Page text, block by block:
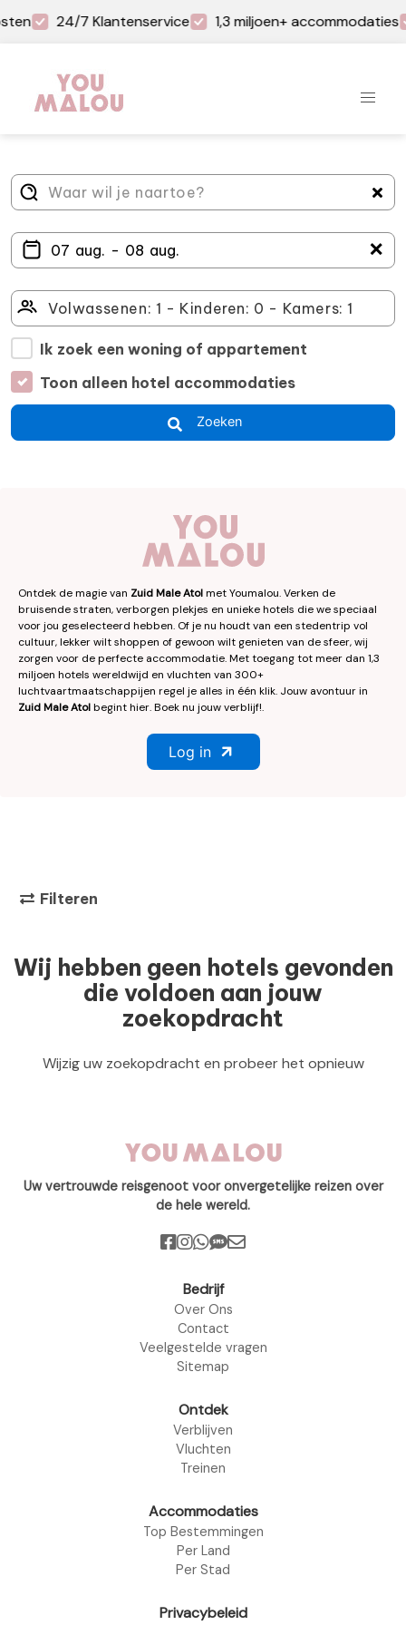
24/7 Klantenservice 1,3 miljoen+ accommodaties
＋
Ik zoek een woning of appartement
Toon alleen hotel accommodaties
Zoeken
Ontdek de magie van Zuid Male Atolmet Youmalou. Verken de
bruisende straten, verborgen plekjes en unieke hotels die we speciaal
voor jou geselecteerd hebben. Of je nu houdt van een stedentrip vol
cultuur, lekker wilt shoppen of gewoon wilt genieten van de sfeer, wij
zorgen voor de perfecte accommodatie. Met toegang tot meer dan 1,3
miljoen hotels wereldwijd en vluchten van 300+
luchtvaartmaatschappijen regel je alles in één klik. Jouw avontuur in
Zuid Male Atolbegint hier. Boek nu jouw verblijf!.
Log in
Filteren
Wij hebben geen hotels gevonden
die voldoen aan jouw
zoekopdracht
Wijzig uw zoekopdracht en probeer het opnieuw
Uw vertrouwde reisgenoot voor onvergetelijke reizen over
de hele wereld.
Bedrijf
Over Ons
Contact
Veelgestelde vragen
Sitemap
Ontdek
Verblijven
Vluchten
Treinen
Accommodaties
Top Bestemmingen
Per Land
Per Stad
Privacybeleid